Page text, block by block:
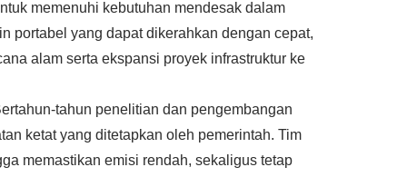
memenuhi kebutuhan mendesak dalam
portabel yang dapat dikerahkan dengan cepat,
alam serta ekspansi proyek infrastruktur ke
tahun penelitian dan pengembangan
ketat yang ditetapkan oleh pemerintah. Tim
memastikan emisi rendah, sekaligus tetap